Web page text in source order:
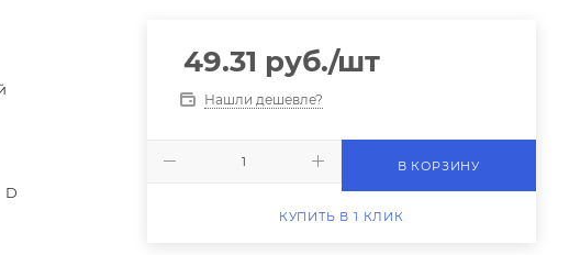
D
49.31 руб./шт
Нашли дешевле?
В КОРЗИНУ
КУПИТЬ В 1 КЛИК